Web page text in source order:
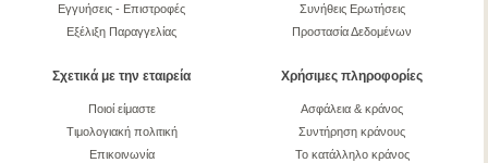
Εγγυήσεις - Επιστροφές
Εξέλιξη Παραγγελίας
Συνήθεις Ερωτήσεις
Προστασία Δεδομένων
Σχετικά με την εταιρεία
Ποιοί είμαστε
Τιμολογιακή πολιτική
Επικοινωνία
Χρήσιμες πληροφορίες
Ασφάλεια & κράνος
Συντήρηση κράνους
Το κατάλληλο κράνος